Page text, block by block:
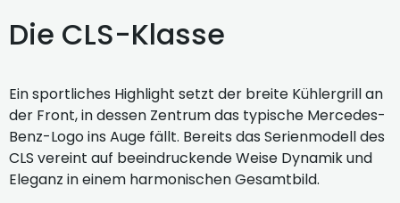
Die CLS-Klasse
Ein sportliches Highlight setzt der breite Kühlergrill an
der Front, in dessen Zentrum das typische Mercedes-
Benz-Logo ins Auge fällt. Bereits das Serienmodell des
CLS vereint auf beeindruckende Weise Dynamik und
Eleganz in einem harmonischen Gesamtbild.